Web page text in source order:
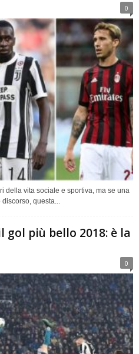
0
della vita sociale e sportiva, ma se una
questa...
gol più bello 2018: è la
0